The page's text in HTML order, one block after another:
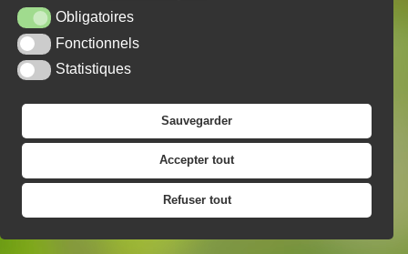
Obligatoires
Fonctionnels
Statistiques
Sauvegarder
Accepter tout
Refuser tout